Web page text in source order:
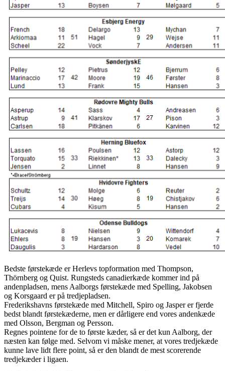
Bedste førstekæde er Herlevs topformation med Thompson,
Thörnberg og Quist. Rungsteds canadierkæde kommer ind på
andenpladsen, mens Aalborgs førstekæde med Spelling, Jakobsen
og Korsgaard er på tredjepladsen.
Frederikshavns førstekæde med Mitchell, Spiro og Jasper er fjerde
bedst blandt førstekæderne, men er dårligere end vores andenkæde
med Olsson, Bergman og Persson.
Regnes pointene for de to første kæder, så er det kun Aalborg, der
næsten kan følge med. Selvom vi måske mener, at vores tredjekæde
kunne lave lidt flere point, så er den blandt de mest scorerende
tredjekæder i ligaen.